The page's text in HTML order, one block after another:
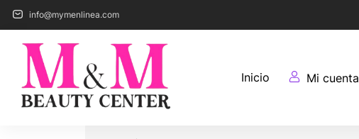
info@mymenlinea.com
Inicio Mi cuenta